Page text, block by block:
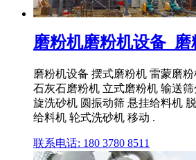
磨粉机磨粉机设备_磨
磨粉机设备 摆式磨粉机 雷蒙磨
石灰石磨粉机 立式磨粉机 输送
旋洗砂机 圆振动筛 悬挂给料机
给料机 轮式洗砂机 移动 .
联系电话: 180 3780 8511